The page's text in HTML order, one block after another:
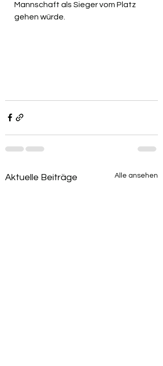
Mannschaft als Sieger vom Platz
gehen würde.
Aktuelle Beiträge Alle ansehen